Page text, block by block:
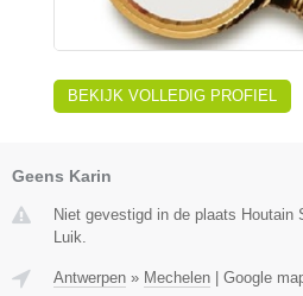
BEKIJK VOLLEDIG PROFIEL
Geens Karin
Niet gevestigd in de plaats Houtain
Luik.
Antwerpen » Mechelen Google